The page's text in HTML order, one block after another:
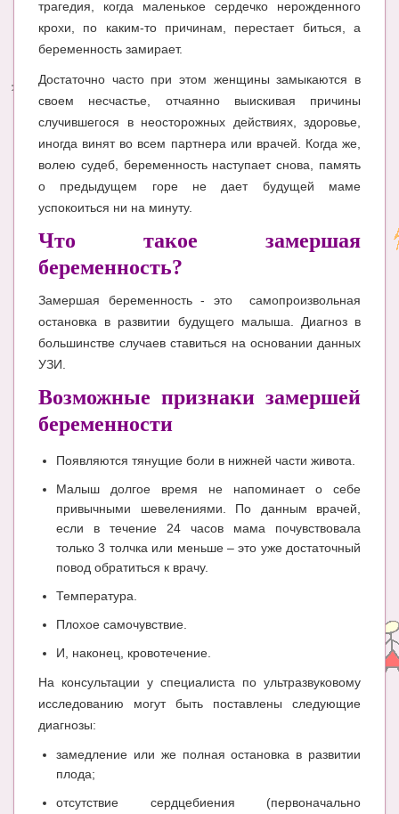
БЕРЕМЕННОСТЬ
Календарь беременности
МАМИНА БИБЛИОТЕКА
Имена. Святцы
Энциклопедия беременных
СЕРВИСЫ И ПРИЛОЖЕНИЯ
Сервис. Оценка роста и веса ребенка
Приложения для Android
Полезные ссылки
Опросы
НОВОСТИ ЛОПОТУНА
Блог Администратора
Сотрудничество. Авторам
трагедия, когда маленькое сердечко нерожденного
крохи, по каким-то причинам, перестает биться, а
беременность замирает.
Достаточно часто при этом женщины замыкаются в
своем несчастье, отчаянно выискивая причины
случившегося в неосторожных действиях, здоровье,
иногда винят во всем партнера или врачей. Когда же,
волею судеб, беременность наступает снова, память
о предыдущем горе не дает будущей маме
успокоиться ни на минуту.
Что такое замершая
беременность?
Замершая беременность - это самопроизвольная
остановка в развитии будущего малыша. Диагноз в
большинстве случаев ставиться на основании данных
УЗИ.
Возможные признаки замершей
беременности
Появляются тянущие боли в нижней части живота.
Малыш долгое время не напоминает о себе
привычными шевелениями. По данным врачей,
если в течение 24 часов мама почувствовала
только 3 толчка или меньше – это уже достаточный
повод обратиться к врачу.
Температура.
Плохое самочувствие.
И, наконец, кровотечение.
На консультации у специалиста по ультразвуковому
исследованию могут быть поставлены следующие
диагнозы:
замедление или же полная остановка в развитии
плода;
отсутствие сердцебиения (первоначально